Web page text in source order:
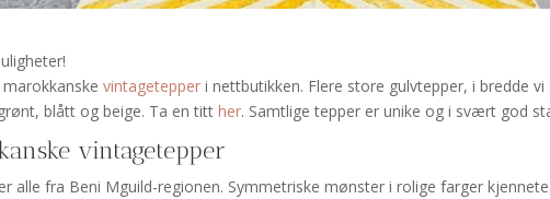
marokkanskevintagetepper i nettbutikken. Flere store gulvtepper, i bredde
blått og beige. Ta en titther. Samtlige tepper er unike og i svært god
vintagetepper
alle fra Beni Mguild-regionen. Symmetriske mønster i rolige farger